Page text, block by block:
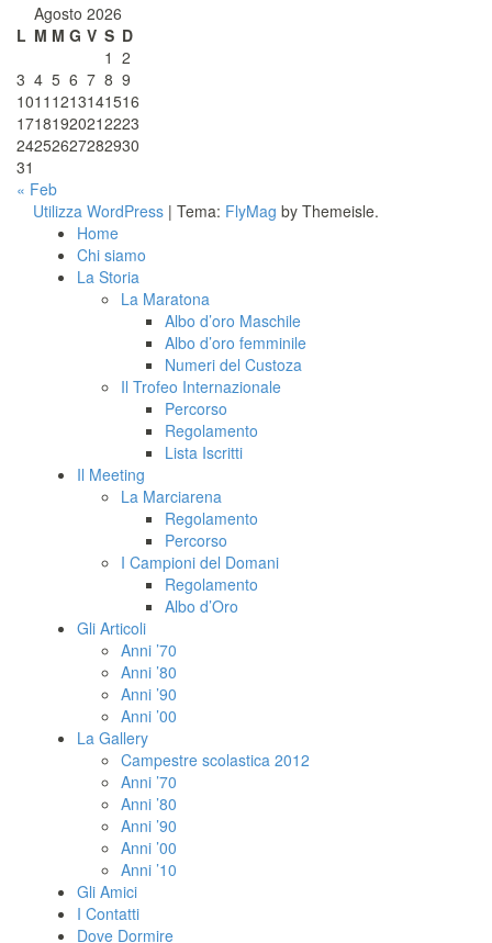
Agosto 2026
L M M G V S D
1 2
3 4 5 6 7 8 9
1011 1213141516
17181920212223
24252627282930
31
« Feb
Utilizza WordPress | Tema: FlyMag by Themeisle.
Home
Chi siamo
La Storia
La Maratona
Albo d’oro Maschile
Albo d’oro femminile
Numeri del Custoza
Il Trofeo Internazionale
Percorso
Regolamento
Lista Iscritti
Il Meeting
La Marciarena
Regolamento
Percorso
I Campioni del Domani
Regolamento
Albo d’Oro
Gli Articoli
Anni ’70
Anni ’80
Anni ’90
Anni ’00
La Gallery
Campestre scolastica 2012
Anni ’70
Anni ’80
Anni ’90
Anni ’00
Anni ’10
Gli Amici
I Contatti
Dove Dormire